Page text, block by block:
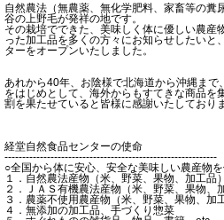
自然農法（無農薬、無化学肥料、家畜等の糞
谷の上野毛が発祥の地です。
その栽培でできた、美味しく体に優しい農産
った加工品を多くの方々にお知らせしたいと
ターをオープンいたしました。
あれから40年、お陰様で北海道から沖縄ま
をはじめとして、海外からもすてきな商品を
割を果たせていると皆様に感謝いたしておりま
経堂自然食品センターの使命
------------------------------------------------------------
○全国から体に安心、安全な美味しい農産物を
１．自然農法産物（米、野菜、果物、加工品）
２．ＪＡＳ有機農法産物（米、野菜、果物、
３．農薬不使用農産物（米、野菜、果物、加
４．無添加の加工品、手づくり惣菜